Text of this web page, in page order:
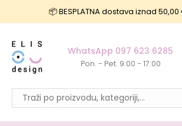
📦 BESPLATNA dostava iznad
WhatsApp 097 623 6285
Pon. - Pet. 9:00 - 17:00